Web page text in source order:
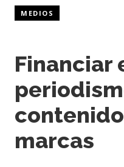
MEDIOS
Financiar
marcas